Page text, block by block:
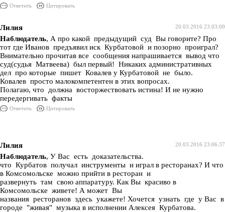
Ответить Цитировать
20.03.2016 23:03:00
Лилия
Наблюдатель, А про какой предыдущий суд Вы говорите? Про
тот где Иванов предъявил иск Курбатовой и позорно проиграл?
Внимательно прочитав все сообщения напрашивается вывод что
суд(судья Матвеева) был первый! Никаких административных
дел про которые пишет Ковалев у Курбатовой не было.
Ковалев просто малокомпетентен в этих вопросах.
Полагаю, что должна восторжествовать истина! И не нужно
передергивать факты
Ответить Цитировать
20.03.2016 23:06:37
Лилия
Наблюдатель, У Вас есть доказательства.
что Курбатов получал инструменты и играл в ресторанах? И что
в Комсомольске можно прийти в ресторан и
развернуть там свою аппаратуру. Как Вы красиво в
Комсомольске живете! А может Вы
названия ресторанов здесь укажете! Хочется узнать где у Вас в
городе "живая" музыка в исполнении Алексея Курбатова.